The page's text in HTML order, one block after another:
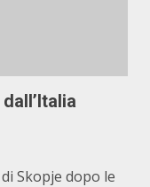
Skopje dopo le